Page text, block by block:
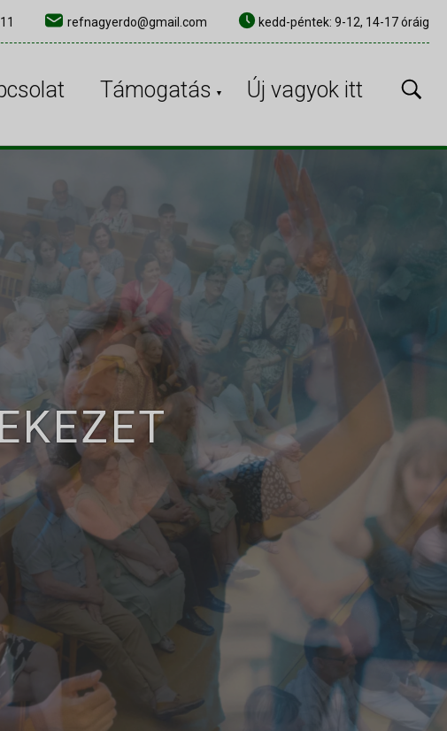
refnagyerdo@gmail.com kedd-péntek: 9-12, 14-17 óráig
Támogatás Új vagyok itt ×